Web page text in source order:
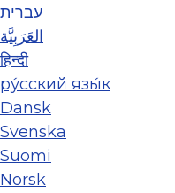
עברית
العَرَبِيَّة
हिन्दी
ру́сский язы́к
Dansk
Svenska
Suomi
Norsk